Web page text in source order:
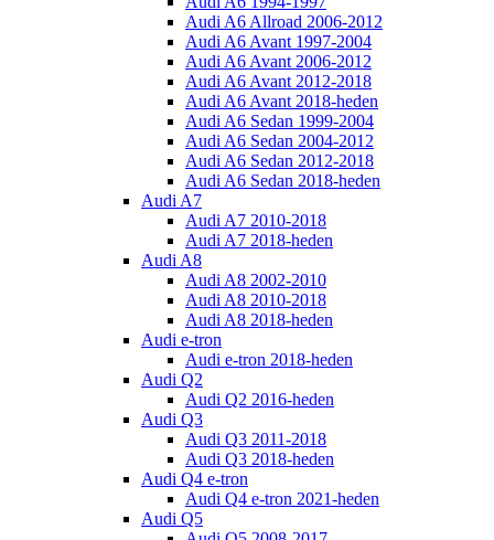
Audi A6 Allroad 2006-2012
Audi A6 Avant 1997-2004
Audi A6 Avant 2006-2012
Audi A6 Avant 2012-2018
Audi A6 Avant 2018-heden
Audi A6 Sedan 1999-2004
Audi A6 Sedan 2004-2012
Audi A6 Sedan 2012-2018
Audi A6 Sedan 2018-heden
Audi A7
Audi A7 2010-2018
Audi A7 2018-heden
Audi A8
Audi A8 2002-2010
Audi A8 2010-2018
Audi A8 2018-heden
Audi e-tron
Audi e-tron 2018-heden
Audi Q2
Audi Q2 2016-heden
Audi Q3
Audi Q3 2011-2018
Audi Q3 2018-heden
Audi Q4 e-tron
Audi Q4 e-tron 2021-heden
Audi Q5